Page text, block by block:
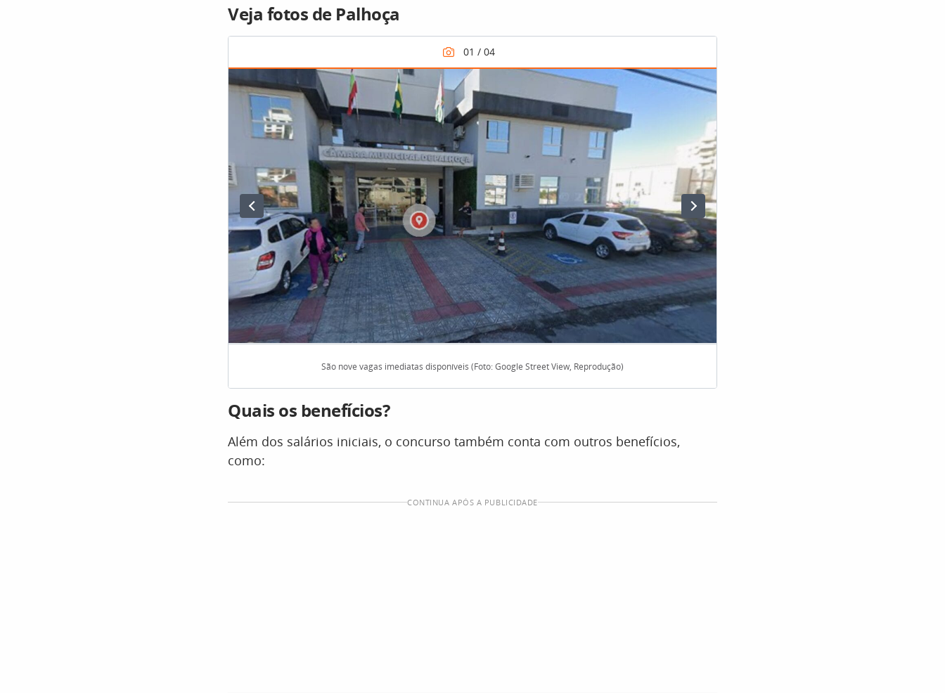
Veja fotos de Palhoça
São nove vagas imediatas disponíveis (Foto: Google Street View, Reprodução)
Quais os benefícios?
Além dos salários iniciais, o concurso também conta com outros benefícios,
como:
CONTINUA APÓS A PUBLICIDADE